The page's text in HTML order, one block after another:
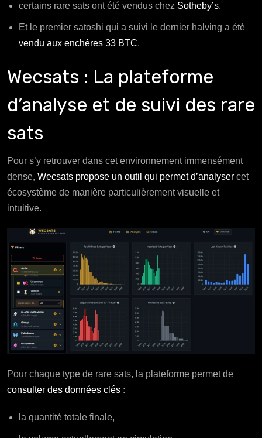
certains rare sats ont été vendus chez Sotheby’s.
Et le premier satoshi qui a suivi le dernier halving a été
vendu aux enchères 33 BTC.
Wecsats : La plateforme
d’analyse et de suivi des rare
sats
Pour s’y retrouver dans cet environnement immensément
dense, Wecsats propose un outil qui permet d’analyser cet
écosystème de manière particulièrement visuelle et
intuitive.
Pour chaque type de rare sats, la plateforme permet de
consulter des données clés :
la quantité totale finale,